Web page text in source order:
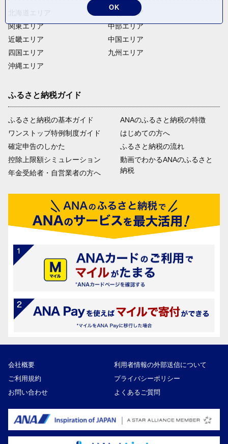
関東エリア
近畿エリア
四国エリア
沖縄エリア
東北エリア
中部エリア
中国エリア
九州エリア
ふるさと納税ガイド
ふるさと納税の基本ガイド
ワンストップ特例制度ガイド
確定申告のしかた
控除上限額シミュレーション
年金受給者・自営業者の方へ
ANAのふるさと納税の特徴
はじめての方へ
ふるさと納税の流れ
動画でわかるANAのふるさと
納税
会社概要
利用者情報の外部送信について
ご利用規約
プライバシーポリシー
お問い合わせ
よくあるご質問
OK